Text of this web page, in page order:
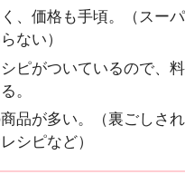
、価格も手頃。（スー
ない）
ピがついているので、
。
品が多い。（裏ごしさ
シピなど）